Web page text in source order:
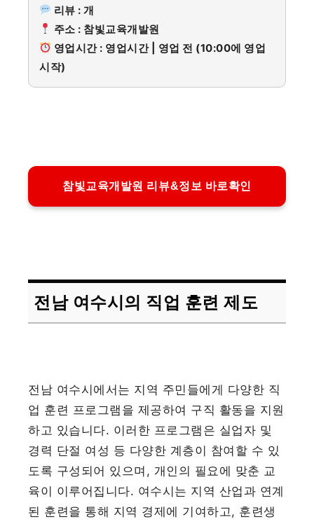
리뷰 : 개
주소 : 참빛교육개발원
영업시간 : 영업시간 | 영업 전 (10:00에 영업
시작)
참빛교육개발원 리뷰&정보 바로확인
전남 여수시의 직업 훈련 제도
전남 여수시에서는 지역 주민들에게 다양한 직
업 훈련 프로그램을 제공하여 구직 활동을 지원
하고 있습니다. 이러한 프로그램은 실업자 및
경력 단절 여성 등 다양한 계층이 참여할 수 있
도록 구성되어 있으며, 개인의 필요에 맞춘 교
육이 이루어집니다. 여수시는 지역 산업과 연계
된 훈련을 통해 지역 경제에 기여하고, 훈련생